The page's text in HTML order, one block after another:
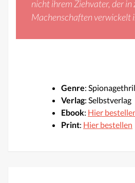
nicht ihrem Ziehvater, der
Machenschaften verwickelt
Genre:
Verlag: Selbstverlag
Ebook: Hier
Print: Hier bestellen